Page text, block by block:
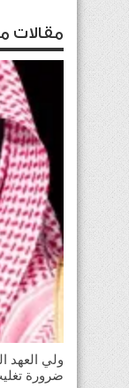
مقالات
ولي العهد
ضرورة